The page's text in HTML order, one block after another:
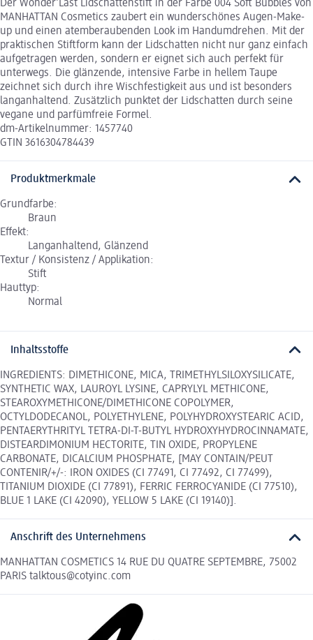
Der Wonder’Last Lidschattenstift in der Farbe 004 Soft Bubbles von
MANHATTAN Cosmetics zaubert ein wunderschönes Augen-Make-
up und einen atemberaubenden Look im Handumdrehen. Mit der
praktischen Stiftform kann der Lidschatten nicht nur ganz einfach
aufgetragen werden, sondern er eignet sich auch perfekt für
unterwegs. Die glänzende, intensive Farbe in hellem Taupe
zeichnet sich durch ihre Wischfestigkeit aus und ist besonders
langanhaltend. Zusätzlich punktet der Lidschatten durch seine
vegane und parfümfreie Formel.
dm-Artikelnummer: 1457740
GTIN 3616304784439
Produktmerkmale
Grundfarbe:
Braun
Effekt:
Langanhaltend, Glänzend
Textur / Konsistenz / Applikation:
Stift
Hauttyp:
Normal
Inhaltsstoffe
INGREDIENTS: DIMETHICONE, MICA, TRIMETHYLSILOXYSILICATE,
SYNTHETIC WAX, LAUROYL LYSINE, CAPRYLYL METHICONE,
STEAROXYMETHICONE/DIMETHICONE COPOLYMER,
OCTYLDODECANOL, POLYETHYLENE, POLYHYDROXYSTEARIC ACID,
PENTAERYTHRITYL TETRA-DI-T-BUTYL HYDROXYHYDROCINNAMATE,
DISTEARDIMONIUM HECTORITE, TIN OXIDE, PROPYLENE
CARBONATE, DICALCIUM PHOSPHATE, [MAY CONTAIN/PEUT
CONTENIR/+/-: IRON OXIDES (CI 77491, CI 77492, CI 77499),
TITANIUM DIOXIDE (CI 77891), FERRIC FERROCYANIDE (CI 77510),
BLUE 1 LAKE (CI 42090), YELLOW 5 LAKE (CI 19140)].
Anschrift des Unternehmens
MANHATTAN COSMETICS 14 RUE DU QUATRE SEPTEMBRE, 75002
PARIS talktous@cotyinc.com